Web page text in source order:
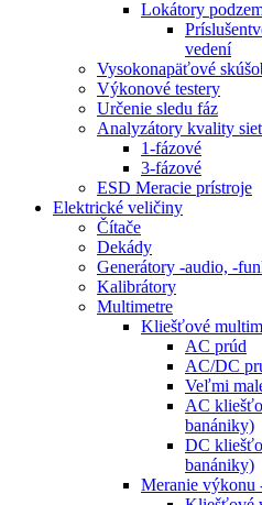
Lokátory
vedení
Vysokonapäťové
Výkonové testery
Určenie sledu fáz
Analyzátory kvality
1-fázové
3-fázové
ESD Meracie prístroje
Elektrické veličiny
Čítače
Dekády
Generátory -audio, -
Kalibrátory
Multimetre
Kliešťové
AC prúd
AC/DC
Veľmi
AC
banániky)
DC
banániky)
Meranie výkonu